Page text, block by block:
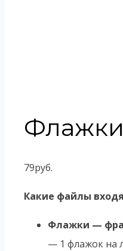
79руб.
Какие файлы
Флажки —
— 1 флажок на